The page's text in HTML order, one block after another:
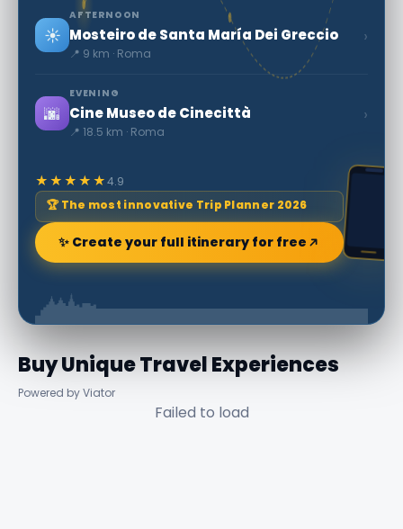
☀️
AFTERNOON
Mosteiro de Santa María Dei Greccio
📍 9 km · Roma
›
🌆
EVENING
Cine Museo de Cinecittà
📍 18.5 km · Roma
›
★★★★★4.9
🏆 The most innovative Trip Planner 2026
✨ Create your full itinerary for free
Buy Unique Travel Experiences
Powered by Viator
Failed to load